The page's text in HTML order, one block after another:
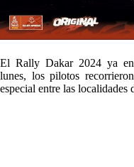
El Rally Dakar 2024 ya
lunes, los pilotos
especial entre las